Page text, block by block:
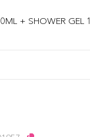
+ SHOWER GEL